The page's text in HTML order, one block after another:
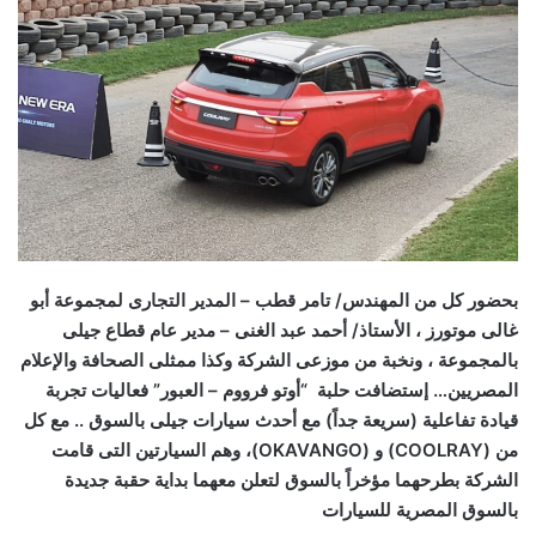
بحضور كل من المهندس/ تامر قطب – المدير التجارى لمجموعة أبو
غالى موتورز ، الأستاذ/ أحمد عبد الغنى – مدير عام قطاع جيلى
بالمجموعة ، ونخبة من موزعى الشركة وكذا ممثلى الصحافة والإعلام
المصريين… إستضافت حلبة “أوتو فرووم – العبور” فعاليات تجربة
قيادة تفاعلية (سريعة جداً) مع أحدث سيارات جيلى بالسوق .. مع كل
من (COOLRAY) و (OKAVANGO)، وهم السيارتين التى قامت
الشركة بطرحهما مؤخراً بالسوق لتعلن معهما بداية حقبة جديدة
بالسوق المصرية للسيارات